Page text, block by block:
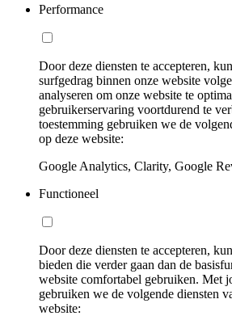
Performance
Door deze diensten te accepteren,
surfgedrag binnen onze website
analyseren om onze website te
gebruikerservaring voortdurend te
toestemming gebruiken we de
op deze website:
Google Analytics, Clarity, Google
Functioneel
Door deze diensten te accepteren,
bieden die verder gaan dan de
website comfortabel gebruiken. Met
gebruiken we de volgende diensten
website: